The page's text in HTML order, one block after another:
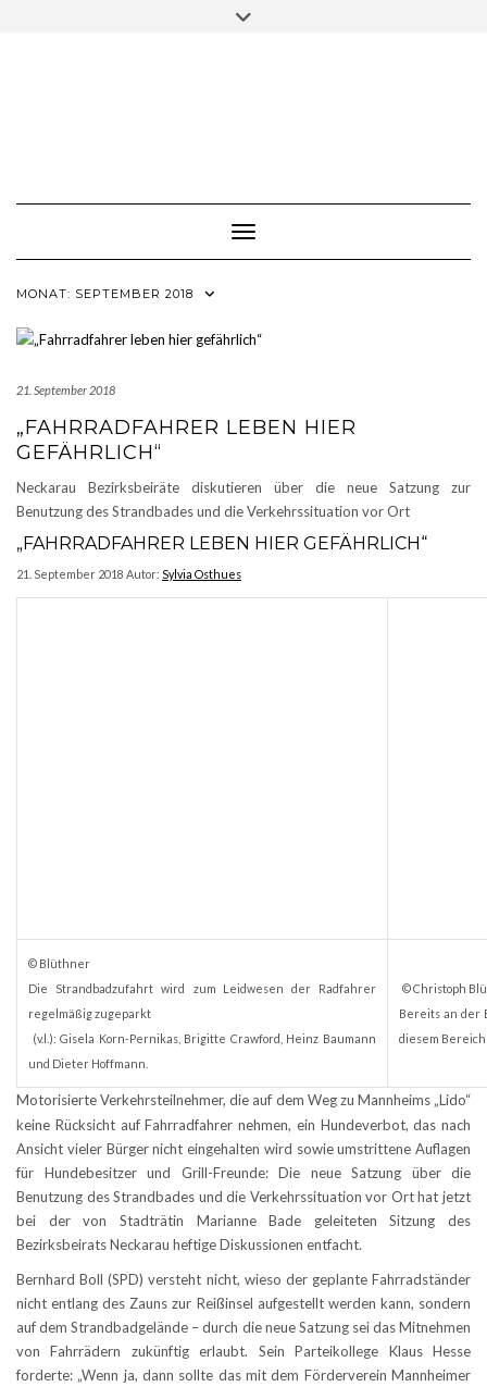
Toggle Navigation
MONAT: SEPTEMBER 2018
21. September 2018
„FAHRRADFAHRER LEBEN HIER
GEFÄHRLICH“
Neckarau Bezirksbeiräte diskutieren über die neue Satzung zur
Benutzung des Strandbades und die Verkehrssituation vor Ort
„FAHRRADFAHRER LEBEN HIER GEFÄHRLICH“
21. September 2018 Autor: Sylvia Osthues
© Blüthner
Die Strandbadzufahrt wird
zum Leidwesen der Radfahrer
regelmäßig zugeparkt
(v.l.): Gisela Korn-Pernikas, Brigitte Crawford, Heinz Baumann
und Dieter Hoffmann.
© Christoph
Bereits an der
diesem
Motorisierte Verkehrsteilnehmer, die auf dem Weg zu Mannheims „Lido“
keine Rücksicht auf Fahrradfahrer nehmen, ein Hundeverbot, das nach
Ansicht vieler Bürger nicht eingehalten wird sowie umstrittene Auflagen
für Hundebesitzer und Grill-Freunde: Die neue Satzung über die
Benutzung des Strandbades und die Verkehrssituation vor Ort hat jetzt
bei der von Stadträtin Marianne Bade geleiteten Sitzung des
Bezirksbeirats Neckarau heftige Diskussionen entfacht.
Bernhard Boll (SPD) versteht nicht, wieso der geplante Fahrradständer
nicht entlang des Zauns zur Reißinsel aufgestellt werden kann, sondern
auf dem Strandbadgelände – durch die neue Satzung sei das Mitnehmen
von Fahrrädern zukünftig erlaubt. Sein Parteikollege Klaus Hesse
forderte: „Wenn ja, dann sollte das mit dem Förderverein Mannheimer